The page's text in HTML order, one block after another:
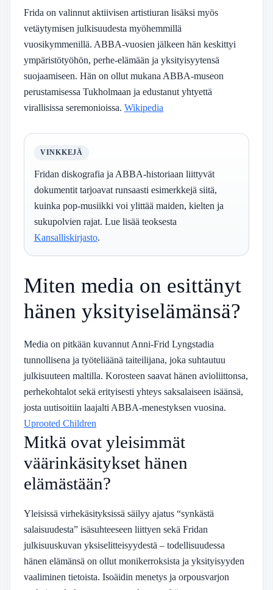
Frida on valinnut aktiivisen artistiuran lisäksi myös
vetäytymisen julkisuudesta myöhemmillä
vuosikymmenillä. ABBA-vuosien jälkeen hän keskittyi
ympäristötyöhön, perhe-elämään ja yksityisyytensä
suojaamiseen. Hän on ollut mukana ABBA-museon
perustamisessa Tukholmaan ja edustanut yhtyettä
virallisissa seremonioissa. Wikipedia
VINKKEJÄ
Fridan diskografia ja ABBA-historiaan liittyvät
dokumentit tarjoavat runsaasti esimerkkejä siitä,
kuinka pop-musiikki voi ylittää maiden, kielten ja
sukupolvien rajat. Lue lisää teoksesta
Kansalliskirjasto.
Miten media on esittänyt
hänen yksityiselämänsä?
Media on pitkään kuvannut Anni-Frid Lyngstadia
tunnollisena ja työteliäänä taiteilijana, joka suhtautuu
julkisuuteen maltilla. Korosteen saavat hänen avioliittonsa,
perhekohtalot sekä erityisesti yhteys saksalaiseen isäänsä,
josta uutisoitiin laajalti ABBA-menestyksen vuosina.
Uprooted Children
Mitkä ovat yleisimmät
väärinkäsitykset hänen
elämästään?
Yleisissä virhekäsityksissä säilyy ajatus “synkästä
salaisuudesta” isäsuhteeseen liittyen sekä Fridan
julkisuuskuvan yksiselitteisyydestä – todellisuudessa
hänen elämänsä on ollut monikerroksista ja yksityisyyden
vaaliminen tietoista. Isoäidin menetys ja orpousvarjon